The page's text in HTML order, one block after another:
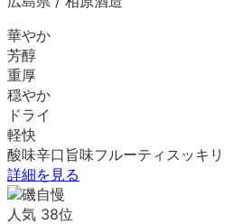
華やか
芳醇
重厚
穏やか
ドライ
軽快
酸味辛口 旨味フルーティ スッキリ
詳細を見る
人気 38位